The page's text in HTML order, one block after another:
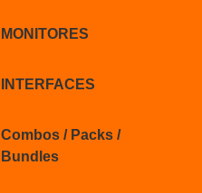
MONITORES
INTERFACES
Combos / Packs /
Bundles